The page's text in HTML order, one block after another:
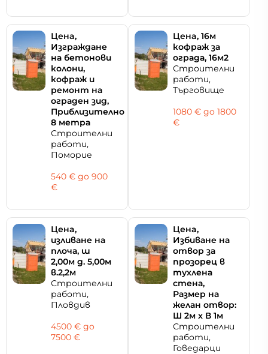
Цeнa,
Изграждане
на бетонови
колони,
кофраж и
ремонт на
ограден зид,
Приблизително
8 метра
Строителни
работи,
Поморие
540 € дo 900
€
Цeнa, 16м
кофраж за
ограда, 16м2
Строителни
работи,
Търговище
1080 € дo 1800
€
Цeнa,
изливане на
плоча, ш
2,00м д. 5,00м
в.2,2м
Строителни
работи,
Пловдив
4500 € дo
7500 €
Цeнa,
Избиване на
отвор за
прозорец в
тухлена
стена,
Размер на
желан отвор:
Ш 2м x В 1м
Строителни
работи,
Говедарци